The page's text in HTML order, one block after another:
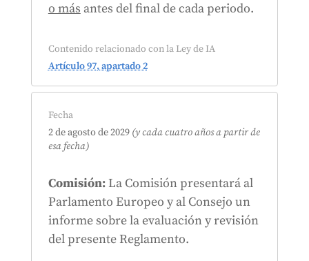
o más antes del final de cada periodo.
Contenido relacionado con la Ley de IA
Artículo 97, apartado 2
Fecha
2 de agosto de 2029 (y cada cuatro años a partir de
esa fecha)
Comisión:La Comisión presentará al
Parlamento Europeo y al Consejo un
informe sobre la evaluación y revisión
del presente Reglamento.